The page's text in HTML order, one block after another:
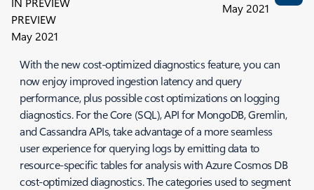
PREVIEW
May 2021
May 2021
With the new cost-optimized diagnostics feature, you can
now enjoy improved ingestion latency and query
performance, plus possible cost optimizations on logging
diagnostics. For the Core (SQL), API for MongoDB, Gremlin,
and Cassandra APIs, take advantage of a more seamless
user experience for querying logs by emitting data to
resource-specific tables for analysis with Azure Cosmos DB
cost-optimized diagnostics. The categories used to segment